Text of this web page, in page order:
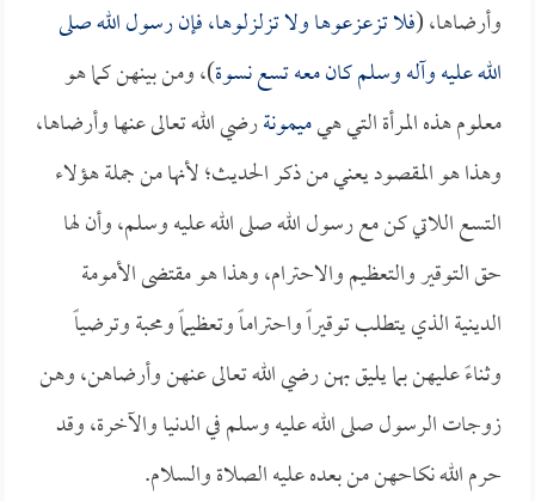
وأرضاها، (فلا تزعزعوها ولا تزلزلوها، فإن رسول الله صلى
الله عليه وآله وسلم كان معه تسع نسوة)، ومن بينهن كما هو
معلوم هذه المرأة التي هيميمونةرضي الله تعالى عنها وأرضاها،
وهذا هو المقصود يعني من ذكر الحديث؛ لأنها من جملة هؤلاء
التسع اللاتي كن مع رسول الله صلى الله عليه وسلم، وأن لها
حق التوقير والتعظيم والاحترام، وهذا هو مقتضى الأمومة
الدينية الذي يتطلب توقيراً واحتراماً وتعظيماً ومحبة وترضياً
وثناءً عليهن بما يليق بهن رضي الله تعالى عنهن وأرضاهن، وهن
زوجات الرسول صلى الله عليه وسلم في الدنيا والآخرة، وقد
حرم الله نكاحهن من بعده عليه الصلاة والسلام.